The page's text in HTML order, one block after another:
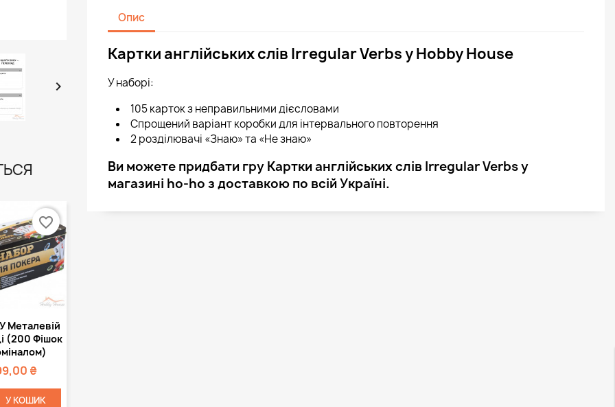

Металевій
(200 Фішок
₴
У КОШИК
favorite_border
Опис
Картки англійських слів Irregular Verbs у Hobby House
У наборі:
105 карток з неправильними дієсловами
Спрощений варіант коробки для інтервального повторення
2 розділювачі «Знаю» та «Не знаю»
Ви можете придбати гру Картки англійських слів Irregular Verbs у
магазині ho-ho з доставкою по всій Україні.